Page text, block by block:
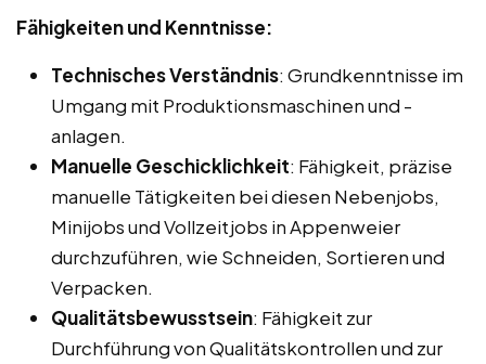
Fähigkeiten und Kenntnisse:
Technisches Verständnis: Grundkenntnisse im
Umgang mit Produktionsmaschinen und -
anlagen.
Manuelle Geschicklichkeit: Fähigkeit, präzise
manuelle Tätigkeiten bei diesen Nebenjobs,
Minijobs und Vollzeitjobs in Appenweier
durchzuführen, wie Schneiden, Sortieren und
Verpacken.
Qualitätsbewusstsein: Fähigkeit zur
Durchführung von Qualitätskontrollen und zur